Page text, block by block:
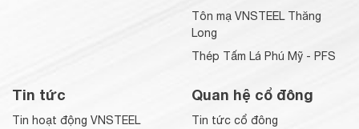
Tôn mạ VNSTEEL Thăng
Long
Thép Tấm Lá Phú Mỹ - PFS
Tin tức
Tin hoạt động VNSTEEL
Quan hệ cổ đông
Tin tức cổ đông